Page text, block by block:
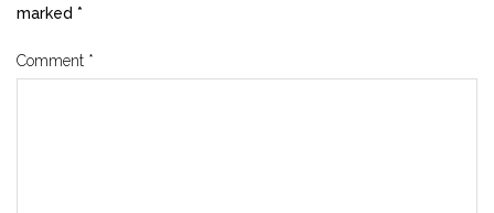
marked *
Comment *